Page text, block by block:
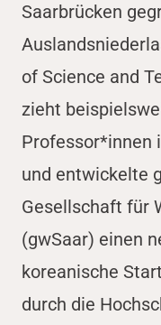
Saarbrücken
of Science and
zieht
Professor*innen
und entwickelte
Gesellschaft für
(gwSaar) einen
koreanische
durch die